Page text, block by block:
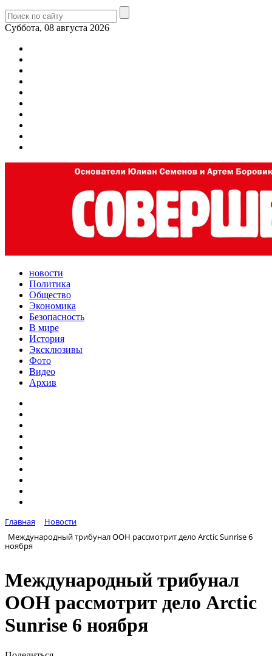
Суббота, 08 августа 2026
новости
Политика
Общество
Экономика
Безопасность
В мире
История
Эксклюзивы
Фото
Видео
Архив
Главная
Новости
Международный трибунал ООН рассмотрит дело Arctic Sunrise 6
ноября
Международный трибунал
ООН рассмотрит дело Arctic
Sunrise 6 ноября